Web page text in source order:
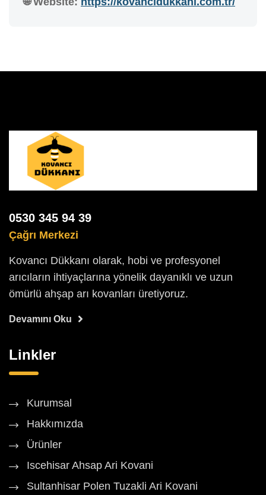
0530 345 94 39
Çağrı Merkezi
Kovancı Dükkanı olarak, hobi ve profesyonel
arıcıların ihtiyaçlarına yönelik dayanıklı ve uzun
ömürlü ahşap arı kovanları üretiyoruz.
Devamını Oku
Linkler
Kurumsal
Hakkımızda
Ürünler
Iscehisar Ahsap Ari Kovani
Sultanhisar Polen Tuzakli Ari Kovani